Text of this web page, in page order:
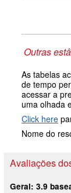
Outras
As tabelas
de tempo
acessar a
uma olhada
Click here
Nome do
Avaliações
Geral: 3.9